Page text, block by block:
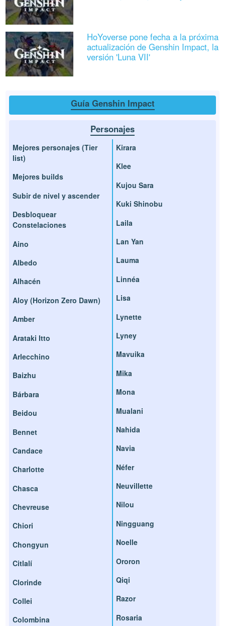
HoYoverse pone fecha a la próxima
actualización de Genshin Impact, la
versión 'Luna VII'
Guía Genshin Impact
Personajes
Mejores personajes (Tier
list)
Mejores builds
Subir de nivel y ascender
Desbloquear
Constelaciones
Aino
Albedo
Alhacén
Aloy (Horizon Zero Dawn)
Amber
Arataki Itto
Arlecchino
Baizhu
Bárbara
Beidou
Bennet
Candace
Charlotte
Chasca
Chevreuse
Chiori
Chongyun
Citlalí
Clorinde
Collei
Colombina
Kirara
Klee
Kujou Sara
Kuki Shinobu
Laila
Lan Yan
Lauma
Linnéa
Lisa
Lynette
Lyney
Mavuika
Mika
Mona
Mualani
Nahida
Navia
Néfer
Neuvillette
Nilou
Ningguang
Noelle
Ororon
Qiqi
Razor
Rosaria